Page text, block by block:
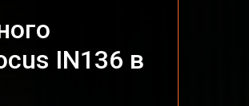
IN136 в